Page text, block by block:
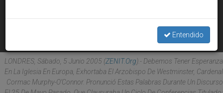
JUN 04, 2005 00:00
LONDRES, Sábado, 5 Junio 2005 (ZENIT.org).- Debemos Tener Esperanza
En La Iglesia En Europa, Exhortaba El Arzobispo De Westminster, Cardenal
Cormac Murphy-O’Connor. Pronunció Estas Palabras Durante Un Discurso
Entendido